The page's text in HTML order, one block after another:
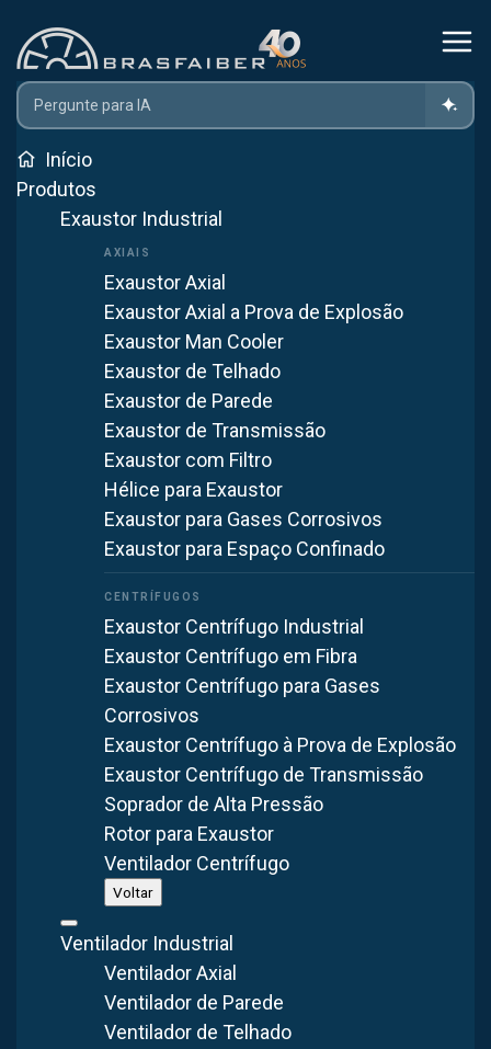
Início
Produtos
Exaustor Industrial
Exaustor Axial
Exaustor Axial a Prova de Explosão
Exaustor Man Cooler
Exaustor de Telhado
Exaustor de Parede
Exaustor de Transmissão
Exaustor com Filtro
Hélice para Exaustor
Exaustor para Gases Corrosivos
Exaustor para Espaço Confinado
Exaustor Centrífugo Industrial
Exaustor Centrífugo em Fibra
Exaustor Centrífugo para Gases
Corrosivos
Exaustor Centrífugo à Prova de Explosão
Exaustor Centrífugo de Transmissão
Soprador de Alta Pressão
Rotor para Exaustor
Ventilador Centrífugo
Voltar
Ventilador Industrial
Ventilador Axial
Ventilador de Parede
Ventilador de Telhado
Home
Exaustor Centrífugo Em Fibra
Exaustor para Laboratório: o
que é e para que serve?
EXAUSTOR CENTRÍFUGO EM FIBRA
20 de março de 2022
WhatsApp
Ver mais artigos
Exaustor Centrífugo
em Fibra
20 mar 2022